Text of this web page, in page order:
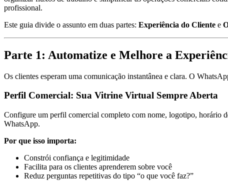
profissional.
Este guia divide o assunto em duas partes: Experiência do Cliente e
Parte 1: Automatize e Melhore a
Os clientes esperam uma comunicação instantânea e clara. O
Perfil Comercial: Sua Vitrine Virtual Sempre Aberta
Configure um perfil comercial completo com nome, logotipo, horário
WhatsApp.
Por que isso importa:
Constrói confiança e legitimidade
Facilita para os clientes aprenderem sobre você
Reduz perguntas repetitivas do tipo “o que você faz?”